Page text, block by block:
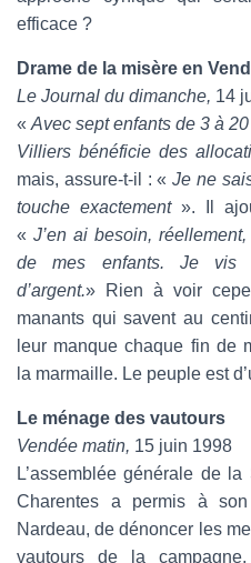
efficace ?
Drame de la misère en
Le Journal du dimanche, 14
« Avec sept enfants de 3 à
Villiers bénéficie des
mais, assure-t-il : «Je ne
touche exactement». Il
« J’en ai besoin,
de mes enfants. Je vis
d’argent.» Rien à voir
manants qui savent au
leur manque chaque fin de
la marmaille. Le peuple est
Le ménage des vautours
Vendée matin, 15 juin 1998
L’assemblée générale de
Charentes a permis à
Nardeau, de dénoncer les
vautours de la